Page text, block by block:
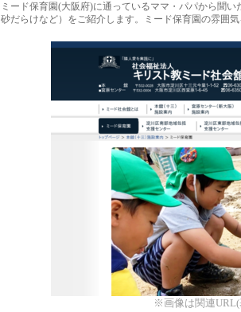
ミード保育園(大阪府)に通っているママ・パパから聞
砂だらけなど）をご紹介します。ミード保育園の雰囲
※画像は関連URL(